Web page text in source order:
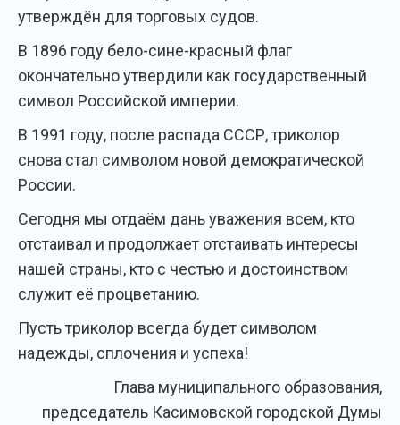
утверждён для торговых судов.
В 1896 году бело-сине-красный флаг
окончательно утвердили как государственный
символ Российской империи.
В 1991 году, после распада СССР, триколор
снова стал символом новой демократической
России.
Сегодня мы отдаём дань уважения всем, кто
отстаивал и продолжает отстаивать интересы
нашей страны, кто с честью и достоинством
служит её процветанию.
Пусть триколор всегда будет символом
надежды, сплочения и успеха!
Глава муниципального образования,
председатель Касимовской городской Думы